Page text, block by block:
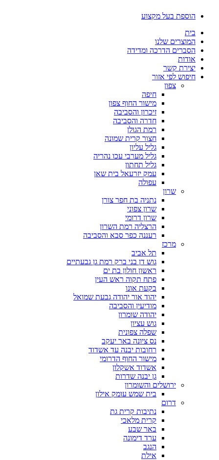
לתוכן
הוספת בעל מקצוע
בית
המוצרים שלנו
הסברים הדרכה ומדידה
אודות
יצירת קשר
חיפוש לפי אזור
צפון
חיפה
מישור החוף צפון
זיכרון והסביבה
חדרה והסביבה
רמת הגולן
חצור קרית שמונה
גליל עליון
גליל מערבי עכו נהריה
גליל תחתון
עמק יזרעאל בית שאן
עפולה
שרון
נתניה בת חפר צורן
שרון צפוני
שרון דרומי
הרצליה רמת השרון
רעננה כפר סבא והסביבה
מרכז
תל אביב
גוש דן בני ברק רמת גן גבעתיים
ראשון חולון בת ים
פתח תקוה ראש העין
בקעת אונו
יהוד אור יהודה גבעת שמואל
מודיעין והסביבה
יהודה שומרון
גוש עציון
שפלה צפונית
נס ציונה באר יעקב
רחובות יבנה עד אשדוד
מישור החוף הדרומי
אשדוד אשקלון
גן יבנה שדרות
ירושלים והשומרון
בית שמש עומק אילון
דרום
נתיבות קרית גת
קרית מלאכי
באר שבע
ערד דימונה
הנגב
אילת